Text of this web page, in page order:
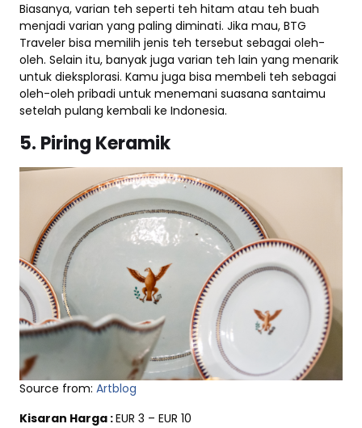
Biasanya, varian teh seperti teh hitam atau teh buah
menjadi varian yang paling diminati. Jika mau, BTG
Traveler bisa memilih jenis teh tersebut sebagai oleh-
oleh. Selain itu, banyak juga varian teh lain yang menarik
untuk dieksplorasi. Kamu juga bisa membeli teh sebagai
oleh-oleh pribadi untuk menemani suasana santaimu
setelah pulang kembali ke Indonesia.
5. Piring Keramik
Source from: Artblog
Kisaran Harga :EUR 3 – EUR 10